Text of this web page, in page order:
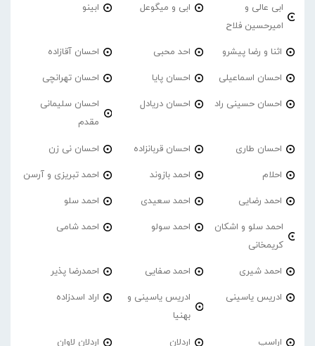
ابی عالی و
امیرحسین فلاح
ابی و میگوعل ابینو
اثنا و رضا پیشرو احد محبی احسان آقازاده
احسان اسماعیلی احسان پایا احسان تهرانچی
احسان حسینی راد احسان دریادل
احسان سلیمانی
مقدم
احسان طاری احسان قربانزاده احسان نی زن
احلام احمد بازوند احمد تبریزی و آرسن
احمد‌ رضایی احمد سعیدی احمد سلو
احمد سلو و اشکان
کریمخانی
احمد سولو احمد شامی
احمد شیری احمد صفایی احمدرضا پذیر
ادریس یاسینی
ادریس یاسینی و
بهنیا
اراد اسدزاده
اراسپ اردلان اردلان لاوان